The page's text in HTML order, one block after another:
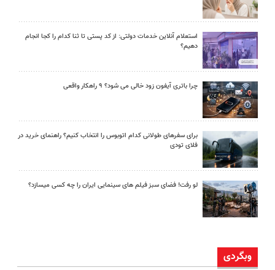
استعلام آنلاین خدمات دولتی: از کد پستی تا ثنا کدام را کجا انجام
دهیم؟
چرا باتری آیفون زود خالی می شود؟ ۹ راهکار واقعی
برای سفرهای طولانی کدام اتوبوس را انتخاب کنیم؟ راهنمای خرید در
فلای تودی
لو رفت! فضای سبز فیلم های سینمایی ایران را چه کسی میسازد؟
وبگردی